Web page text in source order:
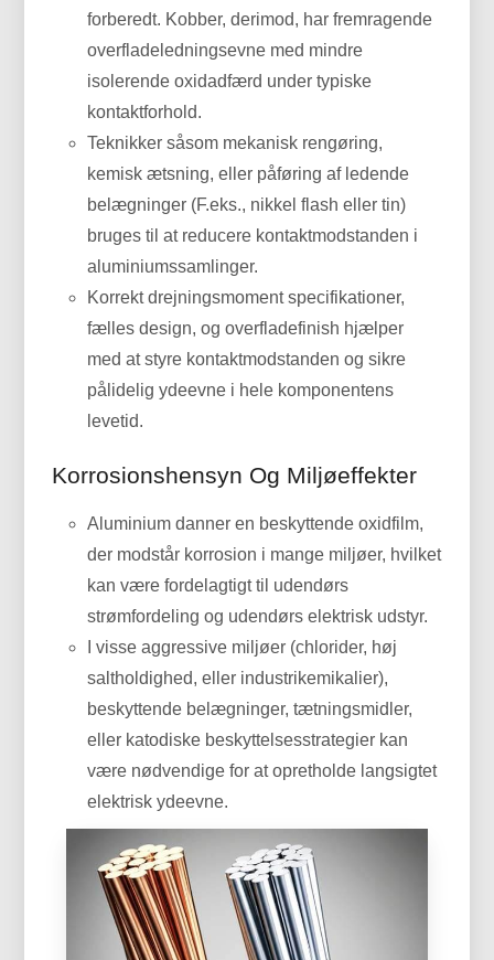
forberedt. Kobber, derimod, har fremragende
overfladeledningsevne med mindre
isolerende oxidadfærd under typiske
kontaktforhold.
Teknikker såsom mekanisk rengøring,
kemisk ætsning, eller påføring af ledende
belægninger (F.eks., nikkel flash eller tin)
bruges til at reducere kontaktmodstanden i
aluminiumssamlinger.
Korrekt drejningsmoment specifikationer,
fælles design, og overfladefinish hjælper
med at styre kontaktmodstanden og sikre
pålidelig ydeevne i hele komponentens
levetid.
Korrosionshensyn Og Miljøeffekter
Aluminium danner en beskyttende oxidfilm,
der modstår korrosion i mange miljøer, hvilket
kan være fordelagtigt til udendørs
strømfordeling og udendørs elektrisk udstyr.
I visse aggressive miljøer (chlorider, høj
saltholdighed, eller industrikemikalier),
beskyttende belægninger, tætningsmidler,
eller katodiske beskyttelsesstrategier kan
være nødvendige for at opretholde langsigtet
elektrisk ydeevne.